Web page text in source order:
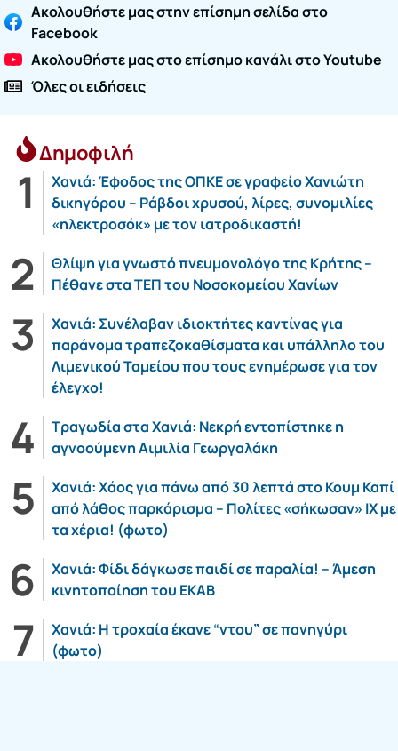
Ακολουθήστε μας στην επίσημη σελίδα στο
Facebook
Ακολουθήστε μας στο επίσημο κανάλι στο Youtube
Όλες οι ειδήσεις
Δημοφιλή
Χανιά: Έφοδος της ΟΠΚΕ σε γραφείο Χανιώτη
δικηγόρου – Ράβδοι χρυσού, λίρες, συνομιλίες
«ηλεκτροσόκ» με τον ιατροδικαστή!
Θλίψη για γνωστό πνευμονολόγο της Κρήτης –
Πέθανε στα ΤΕΠ του Νοσοκομείου Χανίων
Χανιά: Συνέλαβαν ιδιοκτήτες καντίνας για
παράνομα τραπεζοκαθίσματα και υπάλληλο του
Λιμενικού Ταμείου που τους ενημέρωσε για τον
έλεγχο!
Τραγωδία στα Χανιά: Νεκρή εντοπίστηκε η
αγνοούμενη Αιμιλία Γεωργαλάκη
Χανιά: Χάος για πάνω από 30 λεπτά στο Κουμ Καπί
από λάθος παρκάρισμα – Πολίτες «σήκωσαν» ΙΧ με
τα χέρια! (φωτο)
Χανιά: Φίδι δάγκωσε παιδί σε παραλία! – Άμεση
κινητοποίηση του ΕΚΑΒ
Χανιά: Η τροχαία έκανε “ντου” σε πανηγύρι
(φωτο)